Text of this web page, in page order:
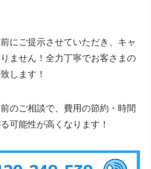
にご提示させていただき、キャ
ません！全力丁寧でお客さまの
します！
のご相談で、費用の節約・時間
可能性が高くなります！